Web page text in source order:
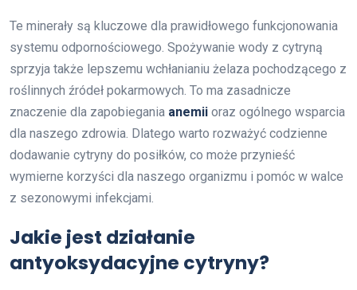
Te minerały są kluczowe dla prawidłowego funkcjonowania
systemu odpornościowego. Spożywanie wody z cytryną
sprzyja także lepszemu wchłanianiu żelaza pochodzącego z
roślinnych źródeł pokarmowych. To ma zasadnicze
znaczenie dla zapobiegania anemii oraz ogólnego wsparcia
dla naszego zdrowia. Dlatego warto rozważyć codzienne
dodawanie cytryny do posiłków, co może przynieść
wymierne korzyści dla naszego organizmu i pomóc w walce
z sezonowymi infekcjami.
Jakie jest działanie
antyoksydacyjne cytryny?